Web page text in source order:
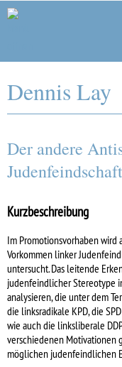
Dennis Lay
Der andere
Kurzbeschreibung
Im Promotionsvorhaben
Vorkommen linker
untersucht. Das leitende
judenfeindlicher Stereotype
analysieren, die unter dem
die linksradikale KPD, die
wie auch die linksliberale
verschiedenen Motivationen
möglichen judenfeindlichen